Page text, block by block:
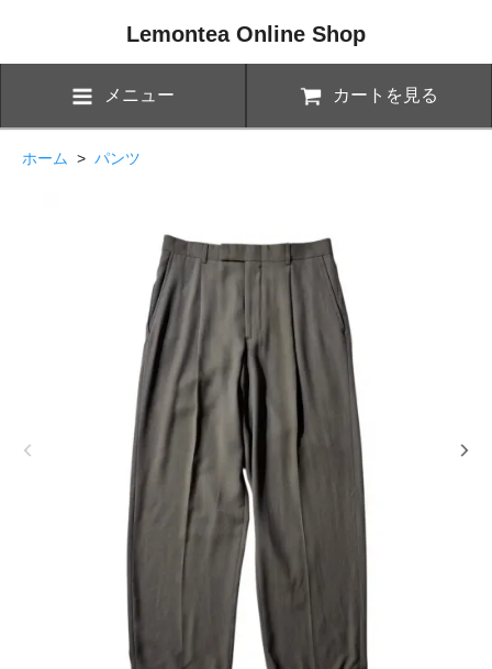
Lemontea Online Shop
メニュー カートを見る
ホーム > パンツ